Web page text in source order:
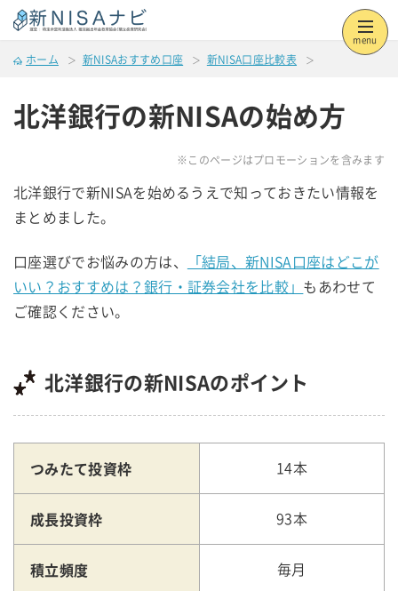
menu
ホーム 新NISAおすすめ口座 新NISA口座比較表
北洋銀行の新NISAの始め方
※このページはプロモーションを含みます
北洋銀行で新NISAを始めるうえで知っておきたい情報を
まとめました。
口座選びでお悩みの方は、
「結局、新NISA口座はどこが
いい？おすすめは？銀行・証券会社を比較」 もあわせて
ご確認ください。
北洋銀行の新NISAのポイント
つみたて投資枠 14本
成長投資枠 93本
積立頻度 毎月